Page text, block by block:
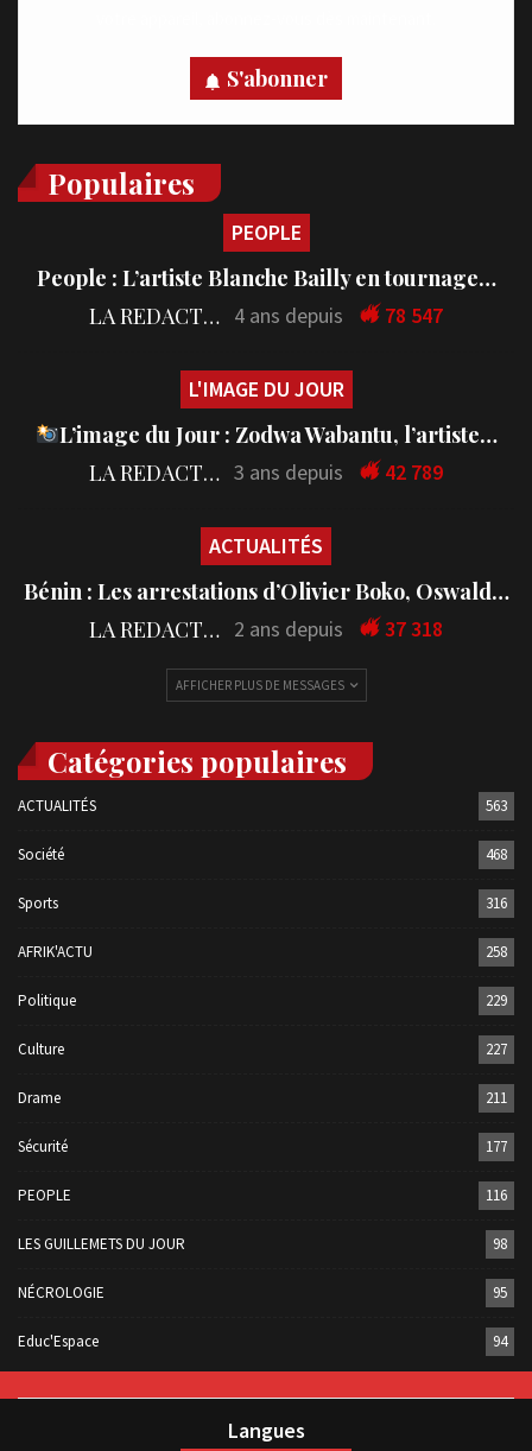
S'abonner
Populaires
PEOPLE
People : L’artiste Blanche Bailly en tournage…
LA REDACTION 4 ans depuis 78 547
L'IMAGE DU JOUR
L’image du Jour : Zodwa Wabantu, l’artiste…
LA REDACTION 3 ans depuis 42 789
ACTUALITÉS
Bénin : Les arrestations d’Olivier Boko, Oswald…
LA REDACTION 2 ans depuis 37 318
AFFICHER PLUS DE MESSAGES
Catégories populaires
ACTUALITÉS 563
Société 468
Sports 316
AFRIK'ACTU 258
Politique 229
Culture 227
Drame 211
Sécurité 177
PEOPLE 116
LES GUILLEMETS DU JOUR 98
NÉCROLOGIE 95
Educ'Espace 94
Langues